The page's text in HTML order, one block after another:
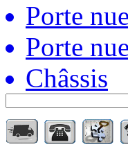
Porte
Porte
Châssis